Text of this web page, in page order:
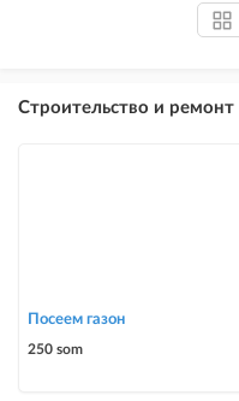
Строительство и ремонт
Посеем газон
250 som